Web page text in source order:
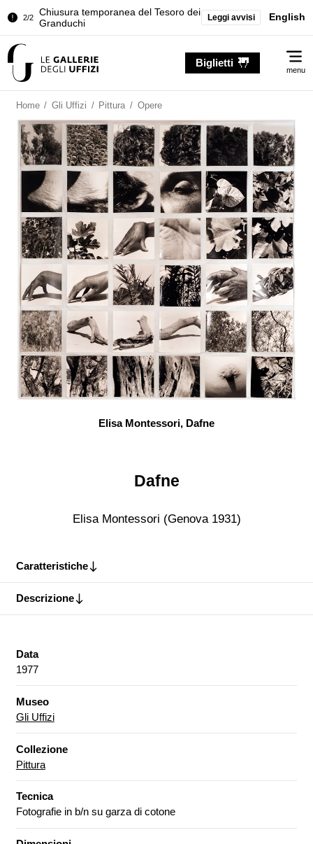
2/2
Chiusura temporanea del Tesoro dei
Granduchi
della Sala dell'Iliade
Granduchi
Leggi avvisi English
Biglietti
menu
Home / Gli Uffizi / Pittura / Opere
Elisa Montessori, Dafne
Dafne
Elisa Montessori (Genova 1931)
Caratteristiche
Descrizione
Data
1977
Museo
Gli Uffizi
Collezione
Pittura
Tecnica
Fotografie in b/n su garza di cotone